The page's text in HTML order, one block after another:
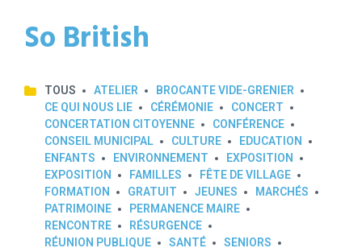
So British
TOUS ATELIER
BROCANTE VIDE-GRENIER
CE QUI NOUS LIE
CÉRÉMONIE
CONCERT
CONCERTATION CITOYENNE
CONFÉRENCE
CONSEIL MUNICIPAL
CULTURE
EDUCATION
ENFANTS
ENVIRONNEMENT
EXPOSITION
EXPOSITION
FAMILLES
FÊTE DE VILLAGE
FORMATION
GRATUIT JEUNES
MARCHÉS
PATRIMOINE
PERMANENCE MAIRE
RENCONTRE
RÉSURGENCE
RÉUNION PUBLIQUE
SANTÉ
SENIORS